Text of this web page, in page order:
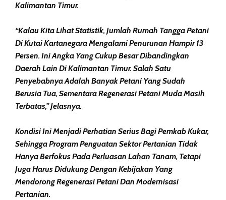
Kalimantan Timur.
“Kalau Kita Lihat Statistik, Jumlah Rumah Tangga Petani
Di Kutai Kartanegara Mengalami Penurunan Hampir 13
Persen. Ini Angka Yang Cukup Besar Dibandingkan
Daerah Lain Di Kalimantan Timur. Salah Satu
Penyebabnya Adalah Banyak Petani Yang Sudah
Berusia Tua, Sementara Regenerasi Petani Muda Masih
Terbatas,” Jelasnya.
Kondisi Ini Menjadi Perhatian Serius Bagi Pemkab Kukar,
Sehingga Program Penguatan Sektor Pertanian Tidak
Hanya Berfokus Pada Perluasan Lahan Tanam, Tetapi
Juga Harus Didukung Dengan Kebijakan Yang
Mendorong Regenerasi Petani Dan Modernisasi
Pertanian.